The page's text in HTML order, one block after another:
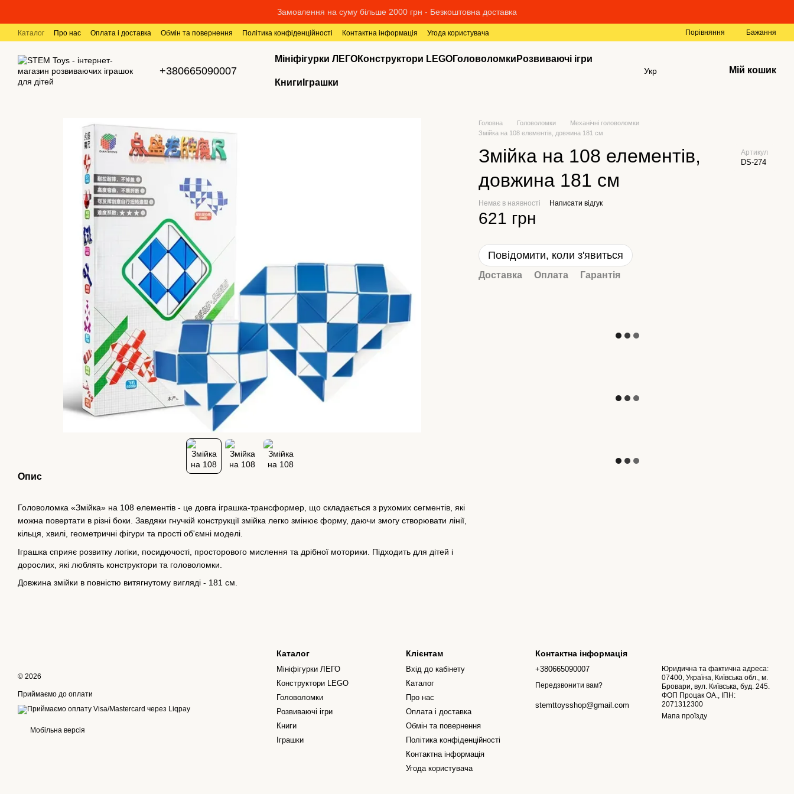
Замовлення на суму більше 2000 грн - Безкоштовна доставка
Каталог Про нас Оплата і доставка Обмін та повернення Політика конфіденційності Контактна інформація Угода користувача Порівняння Бажання
+380665090007
Мініфігурки ЛЕГОКонструктори LEGOГоловоломки Розвиваючі ігри
Книги Іграшки
Укр Мій кошик
Опис
Головоломка «Змійка» на 108 елементів - це довга іграшка-трансформер, що складається з рухомих сегментів, які
можна повертати в різні боки. Завдяки гнучкій конструкції змійка легко змінює форму, даючи змогу створювати лінії,
кільця, хвилі, геометричні фігури та прості об'ємні моделі.
Іграшка сприяє розвитку логіки, посидючості, просторового мислення та дрібної моторики. Підходить для дітей і
дорослих, які люблять конструктори та головоломки.
Довжина змійки в повністю витягнутому вигляді - 181 см.
Головна Головоломки
Механічні головоломки
Змійка на 108 елементів, довжина 181 см
Змійка на 108 елементів,
довжина 181 см
Артикул
DS-274
Немає в наявності Написати відгук
621 грн
Повідомити, коли з'явиться
Доставка Оплата Гарантія
© 2026
Приймаємо до оплати
Мобільна версія
Каталог
Мініфігурки ЛЕГО
Конструктори LEGO
Головоломки
Розвиваючі ігри
Книги
Іграшки
Клієнтам
Вхід до кабінету
Каталог
Про нас
Оплата і доставка
Обмін та повернення
Політика конфіденційності
Контактна інформація
Угода користувача
Контактна інформація
+380665090007
Передзвонити вам?
stemttoysshop@gmail.com
Юридична та фактична адреса:
07400, Україна, Київська обл., м.
Бровари, вул. Київська, буд. 245.
ФОП Процак ОА., ІПН:
2071312300
Мапа проїзду